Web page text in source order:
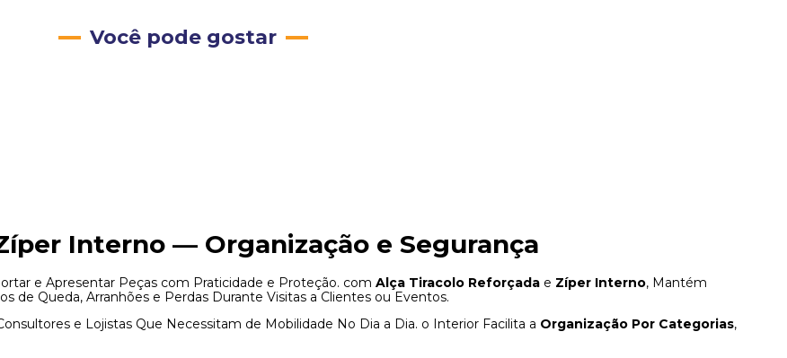
Você pode gostar
Interno — Organização e Segurança
e Apresentar Peças com Praticidade e Proteção. com Alça Tiracolo Reforçada e Zíper Interno, Mantém
de Queda, Arranhões e Perdas Durante Visitas a Clientes ou Eventos.
e Lojistas Que Necessitam de Mobilidade No Dia a Dia. o Interior Facilita a Organização Por Categorias,